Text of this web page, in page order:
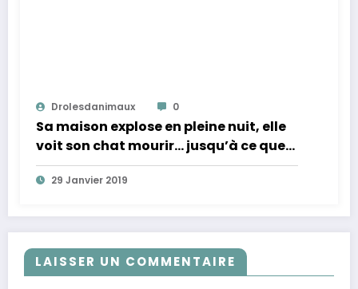
Drolesdanimaux 0
Sa maison explose en pleine nuit, elle
voit son chat mourir… jusqu’à ce que
son vétérinaire l’appelle…
29 Janvier 2019
LAISSER UN COMMENTAIRE